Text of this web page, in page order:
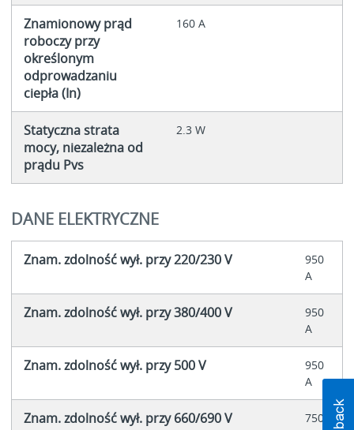
Znamionowy prąd
roboczy przy
określonym
odprowadzaniu
ciepła (In)
160 A
Statyczna strata
mocy, niezależna od
prądu Pvs
2.3 W
DANE ELEKTRYCZNE
Znam. zdolność wył. przy 220/230 V
950
A
Znam. zdolność wył. przy 380/400 V
950
A
Znam. zdolność wył. przy 500 V
950
A
Znam. zdolność wył. przy 660/690 V
750